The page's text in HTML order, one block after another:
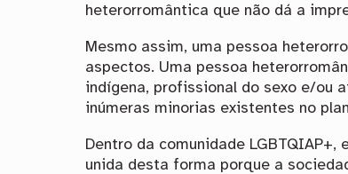
heterorromântica que não dá a
Mesmo assim, uma pessoa
aspectos. Uma pessoa
indígena, profissional do sexo e/ou
inúmeras minorias existentes no
Dentro da comunidade
unida desta forma porque a